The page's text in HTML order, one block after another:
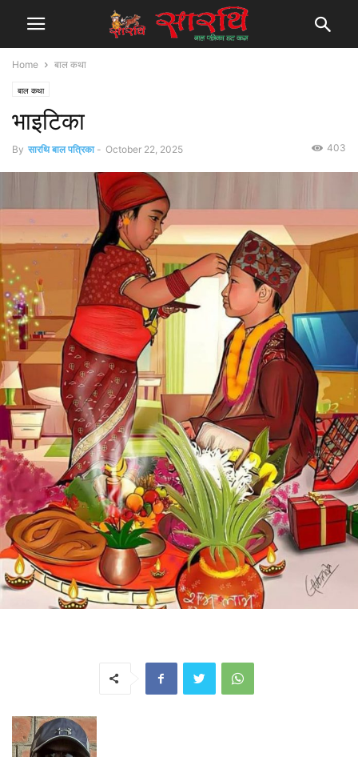
Home बाल कथा
बाल कथा
भाइटिका
By सारथि बाल पत्रिका - October 22, 2025 403